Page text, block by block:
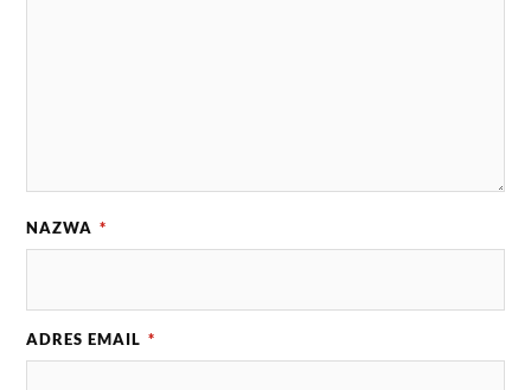
NAZWA *
ADRES EMAIL *